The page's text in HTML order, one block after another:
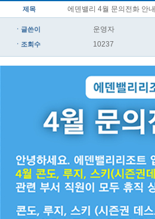
제목 에덴밸리 4월 문의전화 안내
ㆍ글쓴이 운영자
ㆍ조회수 10237